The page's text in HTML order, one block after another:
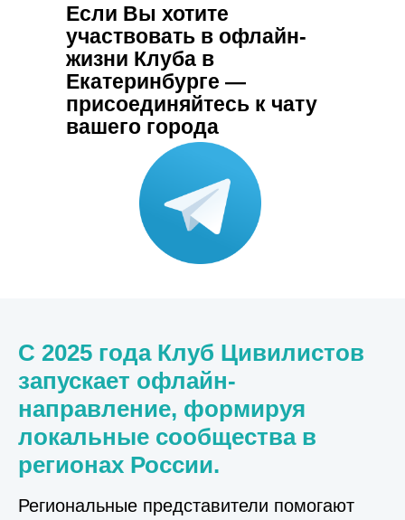
Если Вы хотите
участвовать в офлайн-
жизни Клуба в
Екатеринбурге —
присоединяйтесь к чату
вашего города
С 2025 года Клуб Цивилистов
запускает офлайн-
направление, формируя
локальные сообщества в
регионах России.
Региональные представители помогают